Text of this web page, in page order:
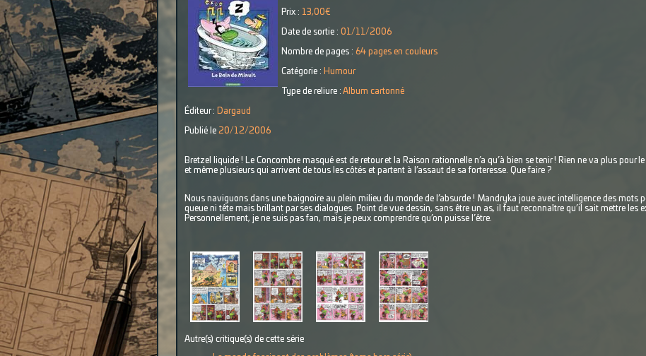
Prix : 13,00€
Date de sortie : 01/11/2006
Nombre de pages : 64 pages en couleurs
Catégorie : Humour
Type de reliure : Album cartonné
Éditeur : Dargaud
Publié le 20/12/2006
Bretzel liquide ! Le Concombre masqué est de retour et la Raison rationnelle n’a qu’à bien se tenir ! Rien ne va plus pour
et même plusieurs qui arrivent de tous les côtés et partent à l’assaut de sa forteresse. Que faire ?
Nous naviguons dans une baignoire au plein milieu du monde de l’absurde ! Mandryka joue avec intelligence des mots
queue ni tête mais brillant par ses dialogues. Point de vue dessin, sans être un as, il faut reconnaître qu’il sait mettre les
Personnellement, je ne suis pas fan, mais je peux comprendre qu’on puisse l’être.
Autre(s) critique(s) de cette série